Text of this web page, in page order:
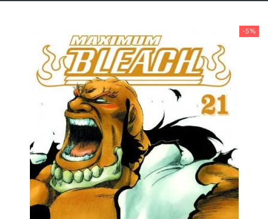
-5%